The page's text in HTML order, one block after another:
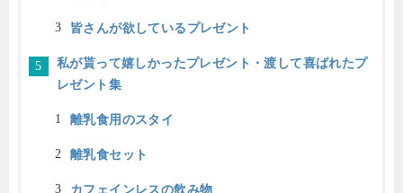
皆さんが欲しているプレゼント
私が貰って嬉しかったプレゼント・渡して喜ばれたプ
レゼント集
離乳食用のスタイ
離乳食セット
カフェインレスの飲み物